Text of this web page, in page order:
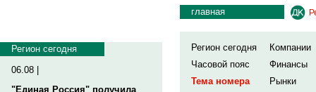
Регион сегодня
06.08 |
"Единая Россия" получила
главная
Регион сегодня
Компании
Часовой пояс
Финансы
Тема номера
Рынки